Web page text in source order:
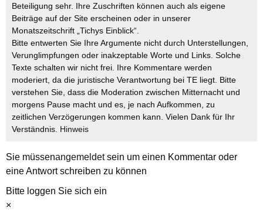
Beteiligung sehr. Ihre Zuschriften können auch als eigene
Beiträge auf der Site erscheinen oder in unserer
Monatszeitschrift „Tichys Einblick“.
Bitte entwerten Sie Ihre Argumente nicht durch Unterstellungen,
Verunglimpfungen oder inakzeptable Worte und Links. Solche
Texte schalten wir nicht frei. Ihre Kommentare werden
moderiert, da die juristische Verantwortung bei TE liegt. Bitte
verstehen Sie, dass die Moderation zwischen Mitternacht und
morgens Pause macht und es, je nach Aufkommen, zu
zeitlichen Verzögerungen kommen kann. Vielen Dank für Ihr
Verständnis. Hinweis
Sie müssenangemeldetsein um einen Kommentar oder
eine Antwort schreiben zu können
Bitte loggen Sie sich ein
×